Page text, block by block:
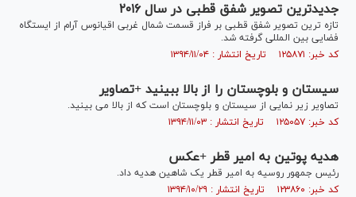
جدیدترین تصویر شفق قطبی در سال ۲۰۱۶
تازه ترین تصویر شفق قطبی بر فراز قسمت شمال غربی اقیانوس آرام از ایستگاه
فضایی بین المللی گرفته شد.
کد خبر: ۱۲۵۸۷۱ تاریخ انتشار : ۱۳۹۴/۱۱/۰۴
سیستان و بلوچستان را از بالا ببینید +تصاویر
تصاویر زیر نمایی از سیستان و بلوچستان است که از بالا می بینید.
کد خبر: ۱۲۵۰۵۷ تاریخ انتشار : ۱۳۹۴/۱۱/۰۳
هدیه پوتین به امیر قطر +عکس
رئیس جمهور روسیه به امیر قطر یک شاهین هدیه داد.
کد خبر: ۱۲۳۸۶۰ تاریخ انتشار : ۱۳۹۴/۱۰/۲۹